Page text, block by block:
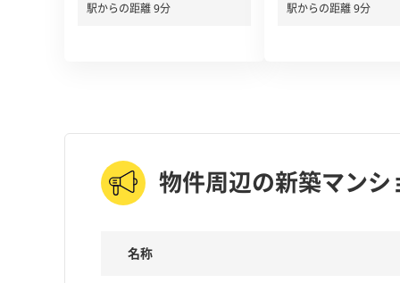
駅からの距離 9分 駅からの距離 9分
物件周辺の新築マンシ
名称